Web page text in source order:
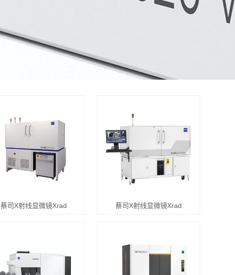
蔡司X射线显微镜Xrad 蔡司X射线显微镜Xrad